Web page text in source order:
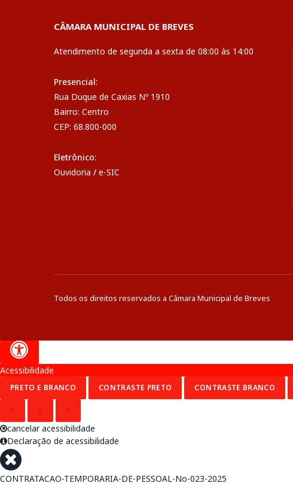
CÂMARA MUNICIPAL DE BREVES
Atendimento de segunda a sexta de 08:00 às 14:00
Presencial:
Rua Duque de Caxias Nº 1910
Bairro: Centro
CEP: 68.800-000
Eletrônico:
Ouvidoria / e-SIC
Todos os direitos reservados a Câmara Municipal de Breves
Acessibilidade
PRETO E BRANCO CONTRASTE PRETO CONTRASTE BRANCO
cancelar acessibilidade
Declaração de acessibilidade
CONTRATACAO-TEMPORARIA-DE-PESSOAL-No-023-2025